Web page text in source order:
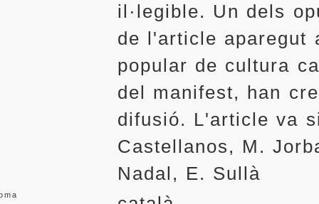
il·legible. Un dels
de l'article aparegut
popular de cultura
del manifest, han
difusió. L'article va
Castellanos, M.
Nadal, E. Sullà